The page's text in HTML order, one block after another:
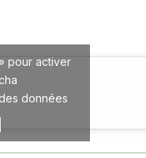
pour activer
données